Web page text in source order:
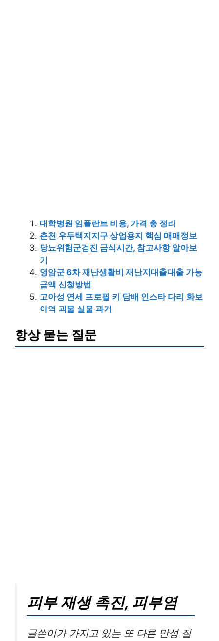
대학병원 임플란트 비용, 가격 총 정리
춘천 우두택지지구 상업용지 핵심 매매정보
당뇨위험군검진 금식시간, 참고사항 알아보
기
영암군 6차 재난생활비 재난지대출대출 가능
금액 신청방법
고아성 연세 프로필 키 담배 인스타 다리 화보
아역 괴물 실물 과거
항상 묻는 질문
피부 재생 촉진, 피부염
글쓴이가 가지고 있는 또 다른 만성 질